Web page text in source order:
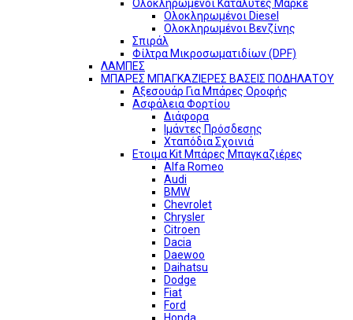
Ολοκληρωμένοι Καταλύτες Μαρκέ
Ολοκληρωμένοι Diesel
Ολοκληρωμένοι Βενζίνης
Σπιράλ
Φίλτρα Μικροσωματιδίων (DPF)
ΛΑΜΠΕΣ
ΜΠΑΡΕΣ ΜΠΑΓΚΑΖΙΕΡΕΣ ΒΑΣΕΙΣ ΠΟΔΗΛΑΤΟΥ
Αξεσουάρ Για Μπάρες Οροφής
Ασφάλεια Φορτίου
Διάφορα
Ιμάντες Πρόσδεσης
Χταπόδια Σχοινιά
Ετοιμα Kit Μπάρες Μπαγκαζιέρες
Alfa Romeo
Audi
BMW
Chevrolet
Chrysler
Citroen
Dacia
Daewoo
Daihatsu
Dodge
Fiat
Ford